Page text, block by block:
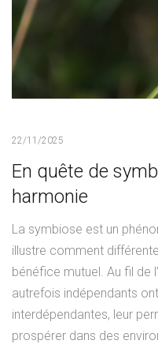
22/11/2025
En quête de
harmonie
La symbiose est un
illustre comment
bénéfice mutuel. Au fil de
autrefois indépendants
interdépendantes, leur
prospérer dans des